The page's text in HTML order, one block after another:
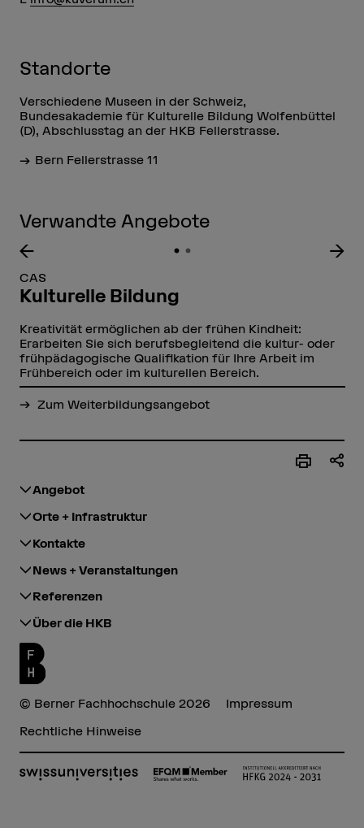
Standorte
Verschiedene Museen in der Schweiz,
Bundesakademie für Kulturelle Bildung Wolfenbüttel
(D), Abschlusstag an der HKB Fellerstrasse.
Bern Fellerstrasse 11
Verwandte Angebote
CAS
Kulturelle Bildung
Kreativität ermöglichen ab der frühen Kindheit:
Erarbeiten Sie sich berufsbegleitend die kultur- oder
frühpädagogische Qualifikation für Ihre Arbeit im
Frühbereich oder im kulturellen Bereich.
Zum Weiterbildungsangebot
Angebot
Orte + Infrastruktur
Kontakte
News + Veranstaltungen
Referenzen
Über die HKB
© Berner Fachhochschule 2026
Impressum
Rechtliche Hinweise